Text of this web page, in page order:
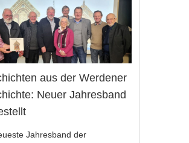
aus der Werdener
Neuer Jahresband
Jahresband der